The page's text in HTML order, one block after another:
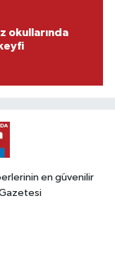
okullarında
en güvenilir
Gazetesi